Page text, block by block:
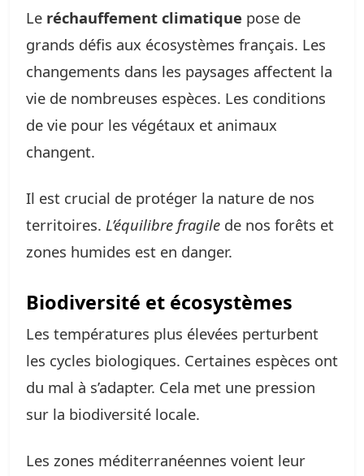
Le réchauffement climatique pose de
grands défis aux écosystèmes français. Les
changements dans les paysages affectent la
vie de nombreuses espèces. Les conditions
de vie pour les végétaux et animaux
changent.
Il est crucial de protéger la nature de nos
territoires. L’équilibre fragile de nos forêts et
zones humides est en danger.
Biodiversité et écosystèmes
Les températures plus élevées perturbent
les cycles biologiques. Certaines espèces ont
du mal à s’adapter. Cela met une pression
sur la biodiversité locale.
Les zones méditerranéennes voient leur